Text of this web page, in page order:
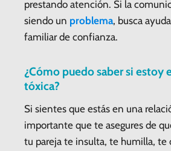
prestando atención. Si la
siendo un problema, busca
familiar de confianza.
¿Cómo puedo saber si estoy
tóxica?
Si sientes que estás en una
importante que te asegures de
tu pareja te insulta, te humilla, te